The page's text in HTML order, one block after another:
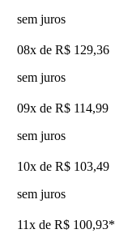
sem juros
08x de R$ 129,36
sem juros
09x de R$ 114,99
sem juros
10x de R$ 103,49
sem juros
11x de R$ 100,93*